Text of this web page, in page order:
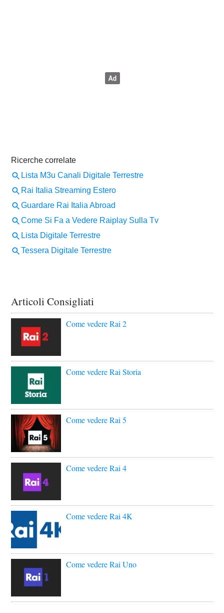
Articoli Consigliati
Come vedere Rai 2
Come vedere Rai Storia
Come vedere Rai 5
Come vedere Rai 4
Come vedere Rai 4K
Come vedere Rai Uno